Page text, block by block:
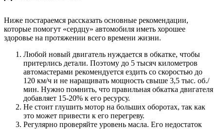
Ниже постараемся рассказать основные рекомендации,
которые помогут «сердцу» автомобиля иметь хорошее
здоровье на протяжении всего времени жизни.
Любой новый двигатель нуждается в обкатке, чтобы
притерлись детали. Поэтому до 5 тысяч километров
автомастерами рекомендуется ездить со скоростью до
120 км/ч и не наращивать мощность свыше 3,5 тыс. об./
мин. Нужно помнить, что правильная обкатка двигателя
добавляет 15-20% к его ресурсу.
Не стоит глушить мотор на больших оборотах, так как
это может привести к его перегреву.
Регулярно проверяйте уровень масла. Его недостаток